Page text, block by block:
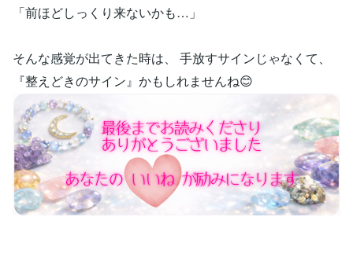
「前ほどしっくり来ないかも…」
そんな感覚が出てきた時は、 手放すサインじゃなくて、
『整えどきのサイン』かもしれませんね😊